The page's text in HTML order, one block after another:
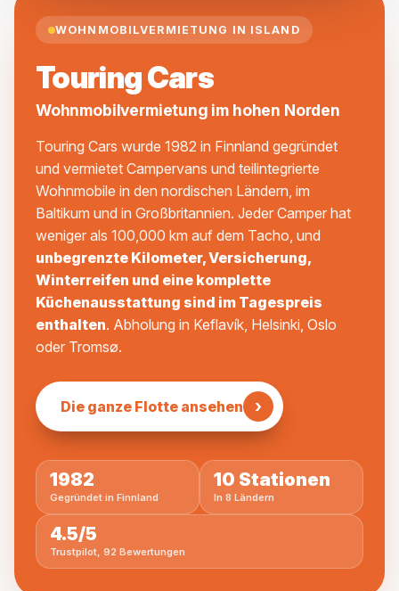
WOHNMOBILVERMIETUNG IN ISLAND
Touring Cars
Wohnmobilvermietung im hohen Norden
Touring Cars wurde 1982 in Finnland gegründet
und vermietet Campervans und teilintegrierte
Wohnmobile in den nordischen Ländern, im
Baltikum und in Großbritannien. Jeder Camper hat
weniger als 100,000 km auf dem Tacho, und
unbegrenzte Kilometer, Versicherung,
Winterreifen und eine komplette
Küchenausstattung sind im Tagespreis
enthalten. Abholung in Keflavík, Helsinki, Oslo
oder Tromsø.
Die ganze Flotte ansehen ›
1982
Gegründet in Finnland
10 Stationen
In 8 Ländern
4.5/5
Trustpilot, 92 Bewertungen